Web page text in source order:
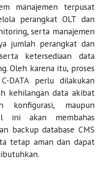
manajemen terpusat
perangkat OLT dan
serta manajemen
jumlah perangkat dan
ketersediaan data
Oleh karena itu, proses
DATA perlu dilakukan
kehilangan data akibat
konfigurasi, maupun
ini akan membahas
backup database CMS
tetap aman dan dapat